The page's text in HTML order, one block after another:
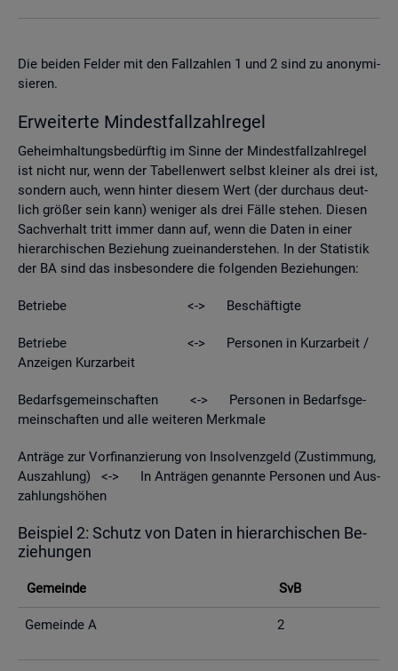
Die bei­den Fel­der mit den Fall­zah­len 1 und 2 sind zu an­ony­mi­
sie­ren.
Er­wei­ter­te Min­dest­fall­zahl­re­gel
Ge­heim­hal­tungs­be­dürf­tig im Sinne der Min­dest­fall­zahl­re­gel
ist nicht nur, wenn der Ta­bel­len­wert selbst klei­ner als drei ist,
son­dern auch, wenn hin­ter die­sem Wert (der durch­aus deut­
lich grö­ßer sein kann) we­ni­ger als drei Fälle ste­hen. Die­sen
Sach­ver­halt tritt immer dann auf, wenn die Daten in einer
hier­ar­chi­schen Be­zie­hung zu­ein­an­der­ste­hen. In der Sta­tis­tik
der BA sind das ins­be­son­de­re die fol­gen­den Be­zie­hun­gen:
Be­trie­be <-> Be­schäf­tig­te
Be­trie­be <-> Per­so­nen in Kurz­ar­beit /
An­zei­gen Kurz­ar­beit
Be­darfs­ge­mein­schaf­ten <-> Per­so­nen in Be­darfs­ge­
mein­schaf­ten und alle wei­te­ren Merk­ma­le
An­trä­ge zur Vor­fi­nan­zie­rung von In­sol­venz­geld (Zu­stim­mung,
Aus­zah­lung) <-> In An­trä­gen ge­nann­te Per­so­nen und Aus­
zah­lungs­hö­hen
Bei­spiel 2: Schutz von Daten in hier­ar­chi­schen Be­
zie­hun­gen
Ge­mein­de SvB
Ge­mein­de A 2